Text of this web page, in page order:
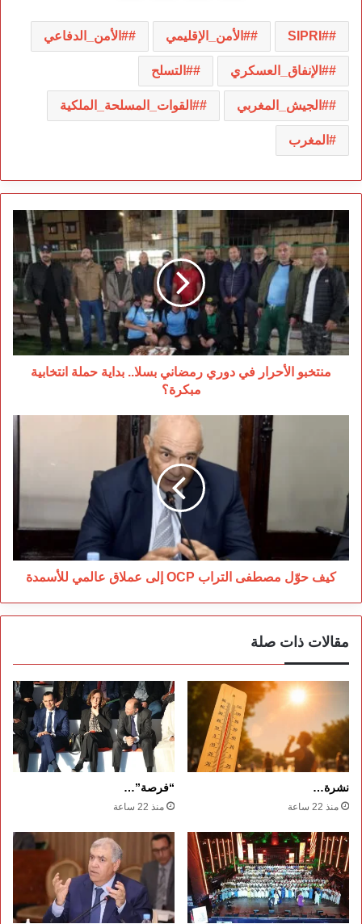
#SIPRI #الأمن_الإقليمي #الأمن_الدفاعي
#الإنفاق_العسكري #التسلح
#الجيش_المغربي #القوات_المسلحة_الملكية
المغرب
منتخبو
الأحرار
في
دوري
رمضاني
بسلا..
بداية
حملة
انتخابية
مبكرة؟
منتخبو الأحرار في دوري رمضاني بسلا.. بداية حملة انتخابية
مبكرة؟
OCP
إلى
عملاق
عالمي
للأسمدة
كيف حوّل مصطفى التراب OCP إلى عملاق عالمي للأسمدة
مقالات ذات صلة
نشرة…
منذ 22 ساعة
“فرصة”…
منذ 22 ساعة